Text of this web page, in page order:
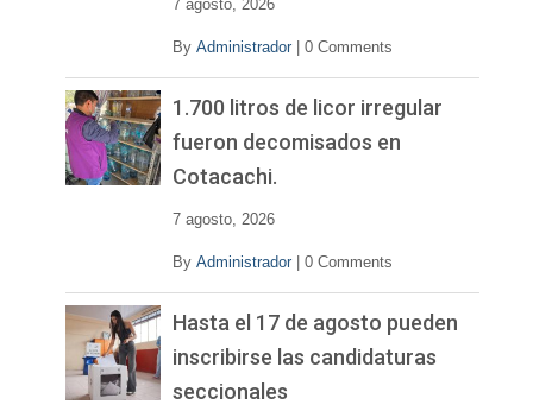
7 agosto, 2026
By Administrador 0 Comments
1.700 litros de licor irregular
fueron decomisados en
Cotacachi.
7 agosto, 2026
By Administrador 0 Comments
Hasta el 17 de agosto pueden
inscribirse las candidaturas
seccionales